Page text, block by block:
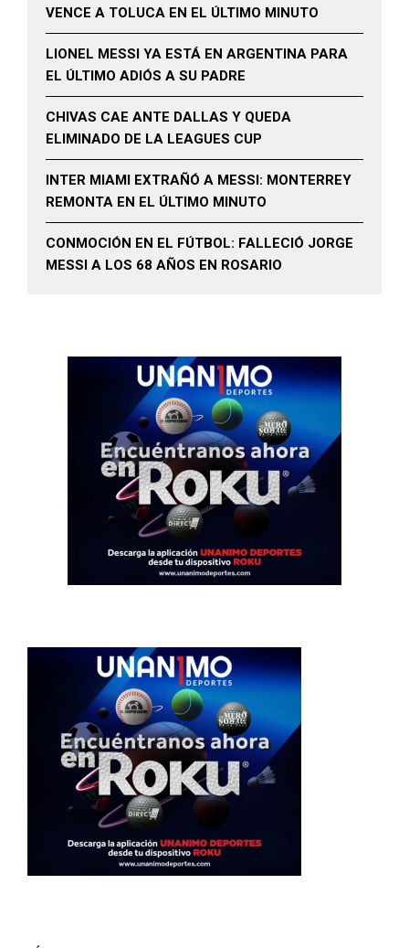
VENCE A TOLUCA EN EL ÚLTIMO MINUTO
LIONEL MESSI YA ESTÁ EN ARGENTINA PARA
EL ÚLTIMO ADIÓS A SU PADRE
CHIVAS CAE ANTE DALLAS Y QUEDA
ELIMINADO DE LA LEAGUES CUP
INTER MIAMI EXTRAÑÓ A MESSI: MONTERREY
REMONTA EN EL ÚLTIMO MINUTO
CONMOCIÓN EN EL FÚTBOL: FALLECIÓ JORGE
MESSI A LOS 68 AÑOS EN ROSARIO